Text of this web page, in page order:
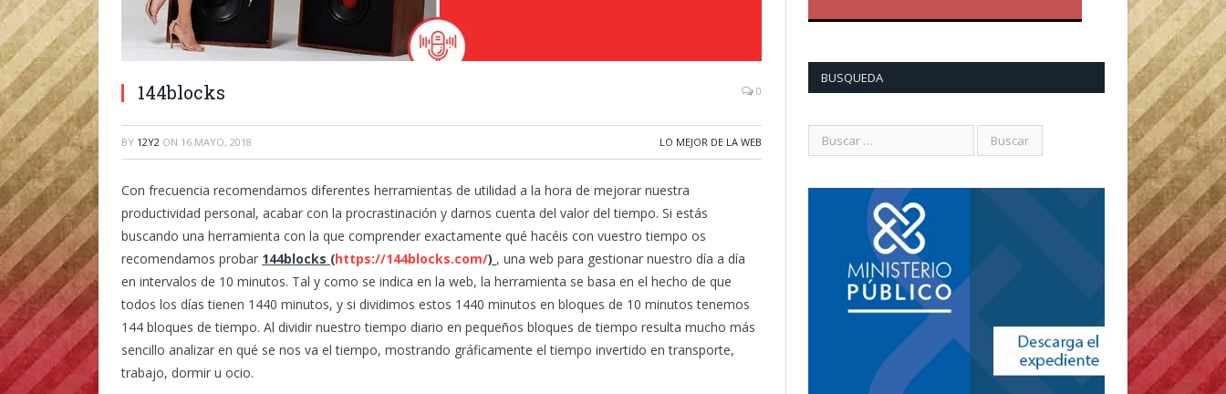
144blocks 0
BY 12Y2 ON 16 MAYO, 2018 LO MEJOR DE LA WEB
Con frecuencia recomendamos diferentes herramientas de utilidad a la hora de mejorar nuestra
productividad personal, acabar con la procrastinación y darnos cuenta del valor del tiempo. Si estás
buscando una herramienta con la que comprender exactamente qué hacéis con vuestro tiempo os
recomendamos probar 144blocks (https://144blocks.com/) , una web para gestionar nuestro día a día
en intervalos de 10 minutos. Tal y como se indica en la web, la herramienta se basa en el hecho de que
todos los días tienen 1440 minutos, y si dividimos estos 1440 minutos en bloques de 10 minutos tenemos
144 bloques de tiempo. Al dividir nuestro tiempo diario en pequeños bloques de tiempo resulta mucho más
sencillo analizar en qué se nos va el tiempo, mostrando gráficamente el tiempo invertido en transporte,
trabajo, dormir u ocio.
BUSQUEDA